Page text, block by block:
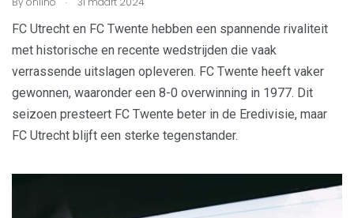
FC Utrecht en FC Twente hebben een spannende rivaliteit
met historische en recente wedstrijden die vaak
verrassende uitslagen opleveren. FC Twente heeft vaker
gewonnen, waaronder een 8-0 overwinning in 1977. Dit
seizoen presteert FC Twente beter in de Eredivisie, maar
FC Utrecht blijft een sterke tegenstander.